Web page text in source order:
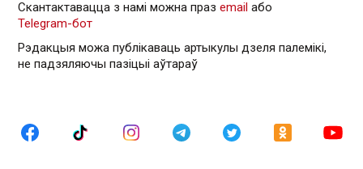
Скантактавацца з намі можна праз email або
Telegram-бот
Рэдакцыя можа публікаваць артыкулы дзеля палемікі,
не падзяляючы пазіцыі аўтараў